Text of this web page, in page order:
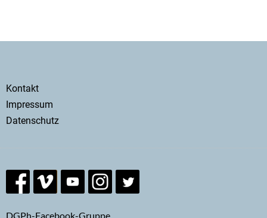
Secondary
menu
Kontakt
Impressum
Datenschutz
DGPh-Facebook-Gruppe